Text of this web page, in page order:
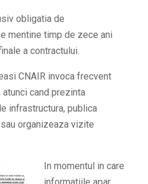
obligatia de
mentine timp de zece ani
a contractului.
CNAIR invoca frecvent
cand prezinta
infrastructura, publica
organizeaza vizite
In momentul in care